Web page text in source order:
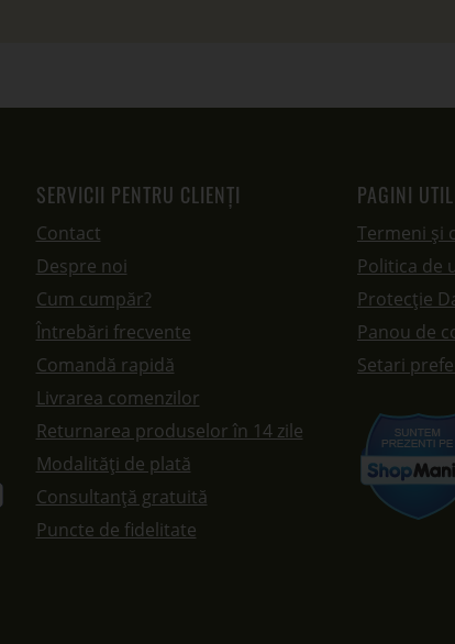
SERVICII PENTRU CLIENȚI
Contact
Despre noi
Cum cumpăr?
Întrebări frecvente
Comandă rapidă
Livrarea comenzilor
Returnarea produselor în 14 zile
Modalități de plată
Consultanță gratuită
Puncte de fidelitate
PAGINI
Termeni și
Politica de
Protecție
Panou de
Setari